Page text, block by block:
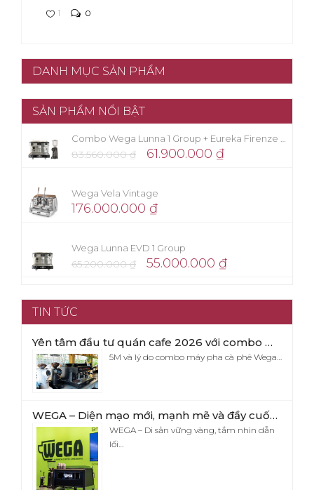
1 0
DANH MỤC SẢN PHẨM
SẢN PHẨM NỔI BẬT
Combo Wega Lunna 1 Group + Eureka Firenze 75
83.560.000₫ 61.900.000 ₫
Wega Vela Vintage
176.000.000 ₫
Wega Lunna EVD 1 Group
65.200.000₫ 55.000.000 ₫
TIN TỨC
Yên tâm đầu tư quán cafe 2026 với combo máy pha cafe Wega Pegaso x Eureka Firenze 75
5M và lý do combo máy pha cà phê Wega…
WEGA – Diện mạo mới, mạnh mẽ và đầy cuốn hút
WEGA – Di sản vững vàng, tầm nhìn dẫn
lối…